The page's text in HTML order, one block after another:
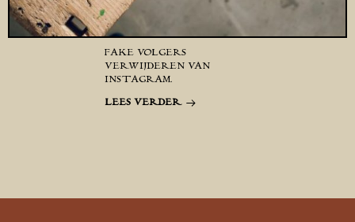
FAKE VOLGERS
VERWIJDEREN VAN
INSTAGRAM.
LEES VERDER